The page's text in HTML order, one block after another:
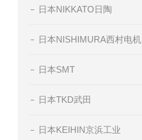
日本NIKKATO日陶
日本NISHIMURA西村电机
日本SMT
日本TKD武田
日本KEIHIN京浜工业